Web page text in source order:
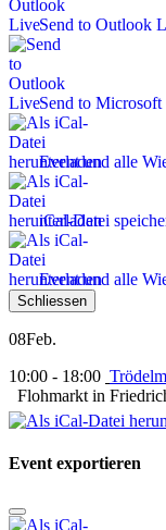
Send to Outlook
Send to
Event und alle
iCal-Datei
Event und alle
Schliessen
08Feb.
10:00 - 18:00
Flohmarkt in
Event exportieren